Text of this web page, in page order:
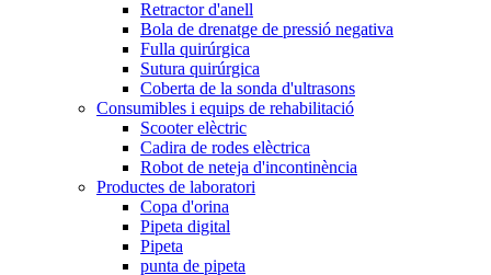
Retractor d'anell
Bola de drenatge de pressió negativa
Fulla quirúrgica
Sutura quirúrgica
Coberta de la sonda d'ultrasons
Consumibles i equips de rehabilitació
Scooter elèctric
Cadira de rodes elèctrica
Robot de neteja d'incontinència
Productes de laboratori
Copa d'orina
Pipeta digital
Pipeta
punta de pipeta